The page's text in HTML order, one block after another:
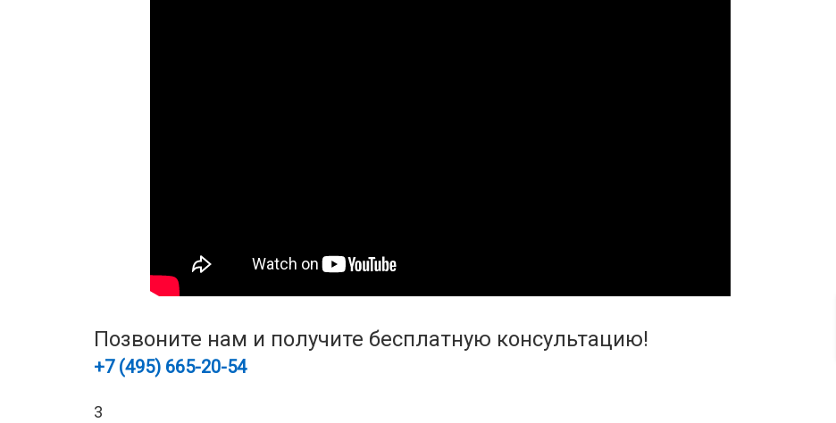
Позвоните нам и получите бесплатную консультацию!
+7 (495) 665-20-54
3